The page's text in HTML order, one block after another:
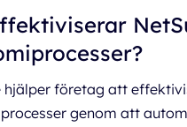
hjälper företag att
genom att